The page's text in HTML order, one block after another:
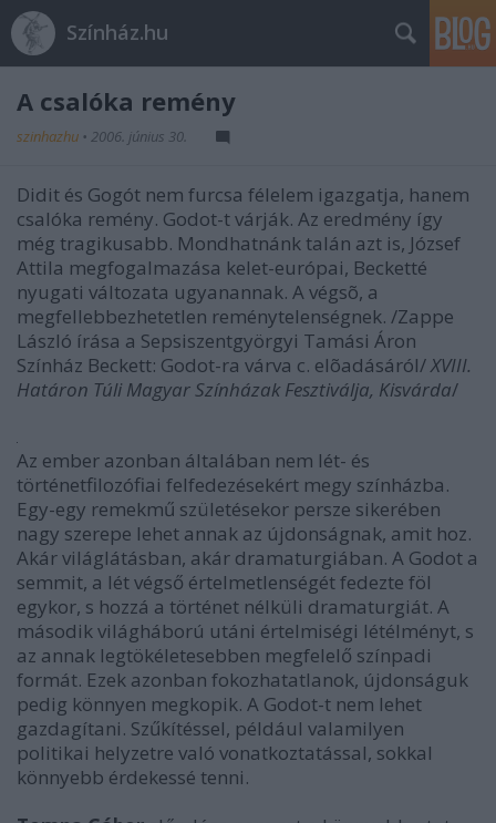
Színház.hu
A csalóka remény
szinhazhu • 2006. június 30.
Didit és Gogót nem furcsa félelem igazgatja, hanem
csalóka remény. Godot-t várják. Az eredmény így
még tragikusabb. Mondhatnánk talán azt is, József
Attila megfogalmazása kelet-európai, Becketté
nyugati változata ugyanannak. A végsõ, a
megfellebbezhetetlen reménytelenségnek. /Zappe
László írása a Sepsiszentgyörgyi Tamási Áron
Színház Beckett: Godot-ra várva c. elõadásáról/XVIII.
Határon Túli Magyar Színházak Fesztiválja, Kisvárda/
Az ember azonban általában nem lét- és
történetfilozófiai felfedezésekért megy színházba.
Egy-egy remekmű születésekor persze sikerében
nagy szerepe lehet annak az újdonságnak, amit hoz.
Akár világlátásban, akár dramaturgiában. A Godot a
semmit, a lét végső értelmetlenségét fedezte föl
egykor, s hozzá a történet nélküli dramaturgiát. A
második világháború utáni értelmiségi létélményt, s
az annak legtökéletesebben megfelelő színpadi
formát. Ezek azonban fokozhatatlanok, újdonságuk
pedig könnyen megkopik. A Godot-t nem lehet
gazdagítani. Szűkítéssel, például valamilyen
politikai helyzetre való vonatkoztatással, sokkal
könnyebb érdekessé tenni.